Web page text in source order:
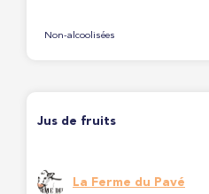
Non-alcoolisées
Jus de fruits
La Ferme du Pavé